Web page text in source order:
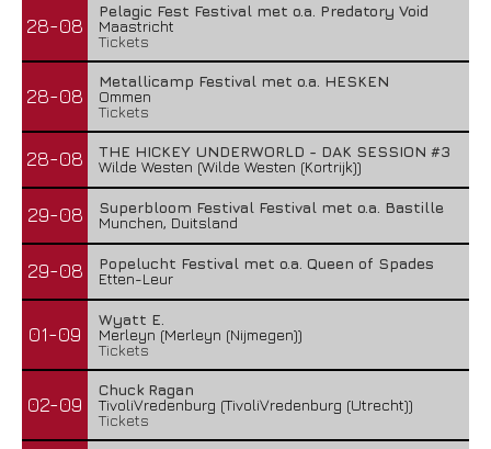
28-08
Pelagic Fest Festival met o.a. Predatory Void
Maastricht
Tickets
28-08
Metallicamp Festival met o.a. HESKEN
Ommen
Tickets
28-08
THE HICKEY UNDERWORLD - DAK SESSION #3
Wilde Westen (Wilde Westen (Kortrijk))
29-08
Superbloom Festival Festival met o.a. Bastille
Munchen, Duitsland
29-08
Popelucht Festival met o.a. Queen of Spades
Etten-Leur
01-09
Wyatt E.
Merleyn (Merleyn (Nijmegen))
Tickets
02-09
Chuck Ragan
TivoliVredenburg (TivoliVredenburg (Utrecht))
Tickets